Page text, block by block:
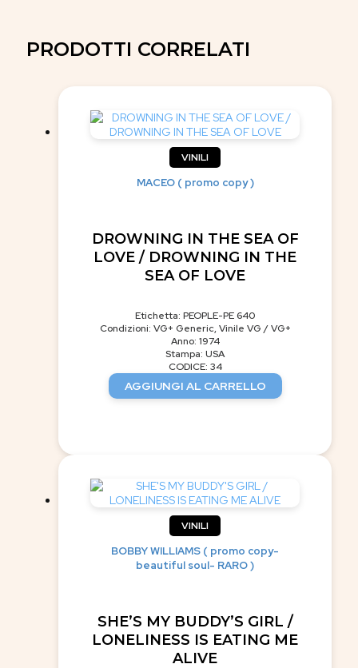
PRODOTTI CORRELATI
VINILI
MACEO ( promo copy )
DROWNING IN THE SEA OF
LOVE / DROWNING IN THE
SEA OF LOVE
Etichetta: PEOPLE-PE 640
Condizioni: VG+ Generic, Vinile VG / VG+
Anno: 1974
Stampa: USA
CODICE: 34
AGGIUNGI AL CARRELLO
VINILI
BOBBY WILLIAMS ( promo copy-
beautiful soul- RARO )
SHE’S MY BUDDY’S GIRL /
LONELINESS IS EATING ME
ALIVE